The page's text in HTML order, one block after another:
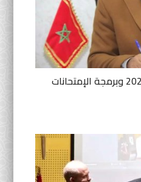
الدورة الخريفية 2021/2022 وبرمجة الإمتحانات